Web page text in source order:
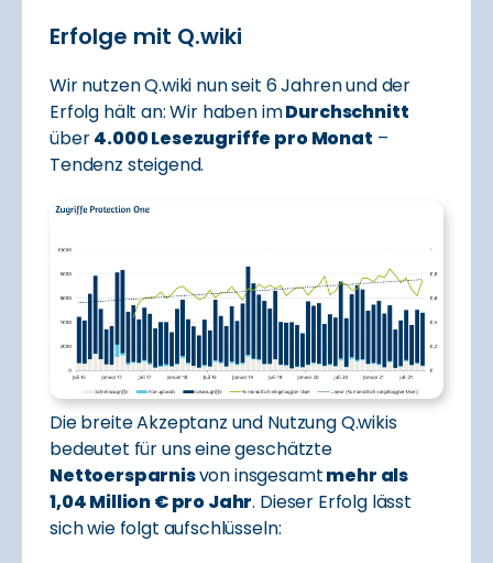
Erfolge mit Q.wiki
Wir nutzen Q.wiki nun seit 6 Jahren und der
Erfolg hält an: Wir haben imDurchschnitt
über4.000 Lesezugriffe pro Monat –
Tendenz steigend.
Die breite Akzeptanz und Nutzung Q.wikis
bedeutet für uns eine geschätzte
Nettoersparnisvon insgesamtmehr als
1,04 Million € pro Jahr. Dieser Erfolg lässt
sich wie folgt aufschlüsseln: